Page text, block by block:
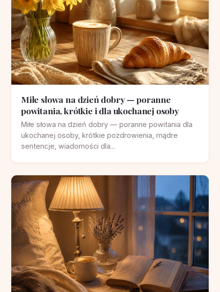
Miłe słowa na dzień dobry — poranne
powitania, krótkie i dla ukochanej osoby
Miłe słowa na dzień dobry — poranne powitania dla
ukochanej osoby, krótkie pozdrowienia, mądre
sentencje, wiadomości dla...